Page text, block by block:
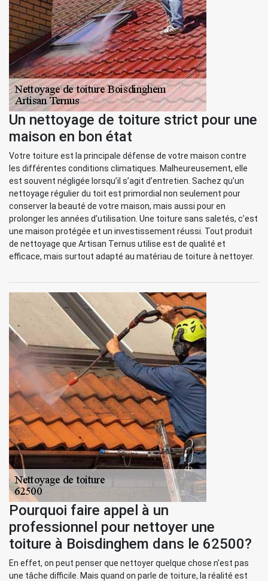
Un nettoyage de toiture strict pour une
maison en bon état
Votre toiture est la principale défense de votre maison contre
les différentes conditions climatiques. Malheureusement, elle
est souvent négligée lorsqu’il s’agit d’entretien. Sachez qu’un
nettoyage régulier du toit est primordial non seulement pour
conserver la beauté de votre maison, mais aussi pour en
prolonger les années d’utilisation. Une toiture sans saletés, c’est
une maison protégée et un investissement réussi. Tout produit
de nettoyage que Artisan Ternus utilise est de qualité et
efficace, mais surtout adapté au matériau de toiture à nettoyer.
Pourquoi faire appel à un
professionnel pour nettoyer une
toiture à Boisdinghem dans le 62500?
En effet, on peut penser que nettoyer quelque chose n'est pas
une tâche difficile. Mais quand on parle de toiture, la réalité est